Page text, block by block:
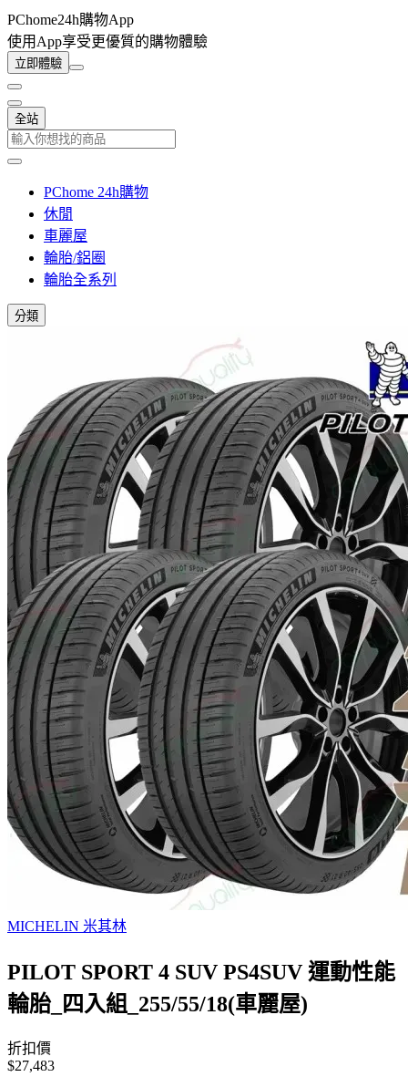
PChome24h購物App
使用App享受更優質的購物體驗
立即體驗
全站
PChome 24h購物
休閒
車麗屋
輪胎/鋁圈
輪胎全系列
分類
MICHELIN 米其林
PILOT SPORT 4 SUV PS4SUV 運動性能
輪胎_四入組_255/55/18(車麗屋)
折扣價
$27,483